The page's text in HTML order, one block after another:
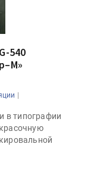
540
|
в типографии